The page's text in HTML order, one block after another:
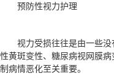
预防性视力护理
视力受损往往是由一些
性黄斑变性、糖尿病视网膜
制病情恶化至关重要。